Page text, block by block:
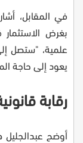
في المقابل،
بغرض
علمية، "ستصل
يعود إلى حاجة
رقابة
أوضح عبدالجليل